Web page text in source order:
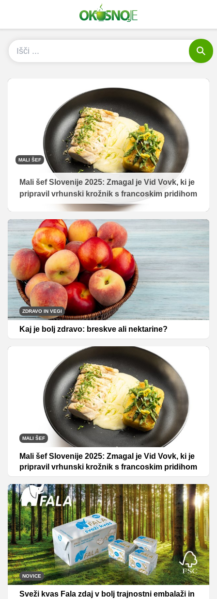
MALI ŠEF
Mali šef Slovenije 2025: Zmagal je Vid Vovk, ki je
pripravil vrhunski krožnik s francoskim pridihom
ZDRAVO IN VEGI
Kaj je bolj zdravo: breskve ali nektarine?
MALI ŠEF
Mali šef Slovenije 2025: Zmagal je Vid Vovk, ki je
pripravil vrhunski krožnik s francoskim pridihom
NOVICE
Sveži kvas Fala zdaj v bolj trajnostni embalaži in